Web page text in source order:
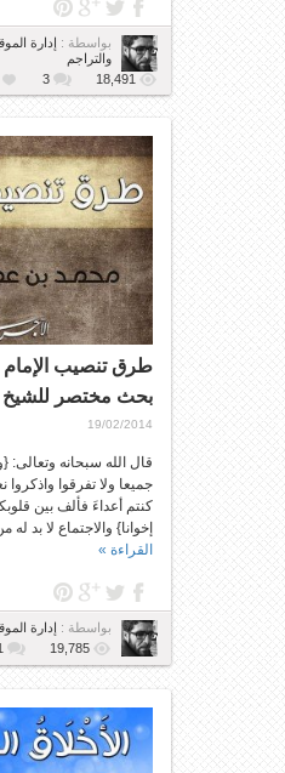
بواسطة : إدارة
والتراجم
18,491
3
طرق تنصيب الإمام
بحث مختصر للشيخ
19/02/2014
قال الله سبحانه وتعالى:
جميعا ولا تفرقوا واذكروا
كنتم أعداءَ فألف بين
إخوانا} والاجتماع لا بد له
القراءة »
بواسطة : إدارة
19,785